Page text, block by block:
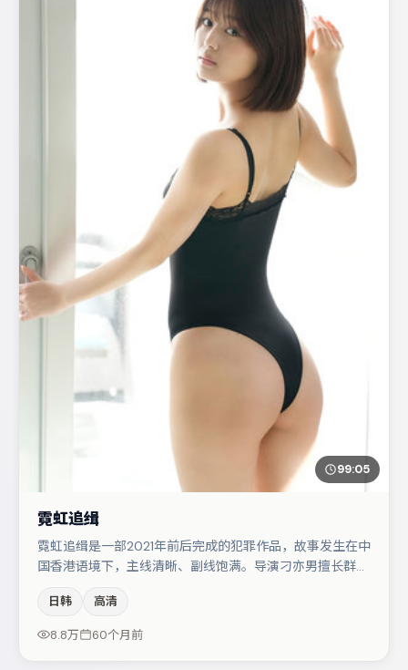
99:05
霓虹追缉
霓虹追缉是一部2021年前后完成的犯罪作品，故事发生在中
国香港语境下，主线清晰、副线饱满。导演刁亦男擅长群戏
裴斗娜的对手戏构成全片情感锚点，文淇则以细节塑造推动
谜题层层揭开。整体完成度较高，适合周末一口气追完。
日韩 高清
8.8万 60个月前